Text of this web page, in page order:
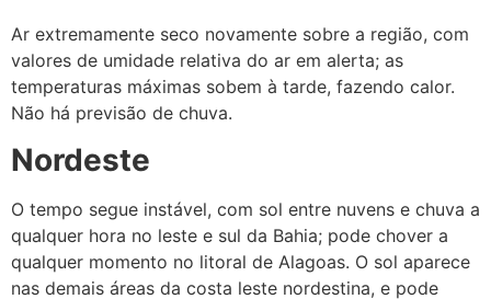
Ar extremamente seco novamente sobre a região, com
valores de umidade relativa do ar em alerta; as
temperaturas máximas sobem à tarde, fazendo calor.
Não há previsão de chuva.
Nordeste
O tempo segue instável, com sol entre nuvens e chuva a
qualquer hora no leste e sul da Bahia; pode chover a
qualquer momento no litoral de Alagoas. O sol aparece
nas demais áreas da costa leste nordestina, e pode